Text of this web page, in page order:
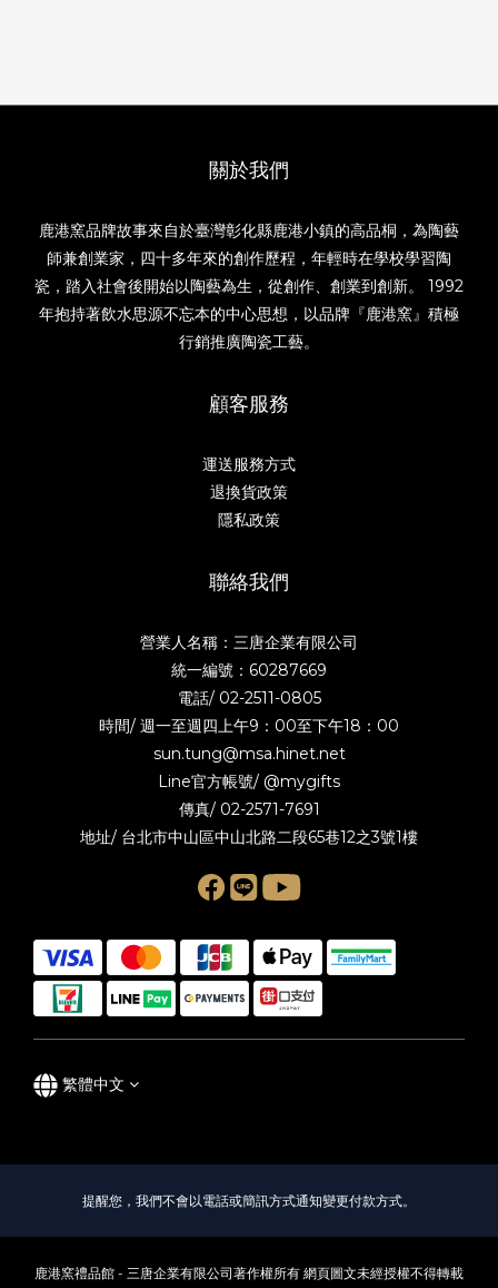
關於我們
鹿港窯品牌故事來自於臺灣彰化縣鹿港小鎮的高品桐，為陶藝
師兼創業家，四十多年來的創作歷程，年輕時在學校學習陶
瓷，踏入社會後開始以陶藝為生，從創作、創業到創新。 1992
年抱持著飲水思源不忘本的中心思想，以品牌『鹿港窯』積極
行銷推廣陶瓷工藝。
顧客服務
運送服務方式
退換貨政策
隱私政策
聯絡我們
營業人名稱：三唐企業有限公司
統一編號：60287669
電話/ 02-2511-0805
時間/ 週一至週四上午9：00至下午18：00
sun.tung@msa.hinet.net
Line官方帳號/ @mygifts
傳真/ 02-2571-7691
地址/ 台北市中山區中山北路二段65巷12之3號1樓
繁體中文
提醒您，我們不會以電話或簡訊方式通知變更付款方式。
鹿港窯禮品館 - 三唐企業有限公司著作權所有 網頁圖文未經授權不得轉載